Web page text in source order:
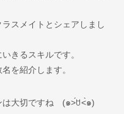
スメイトとシェアしまし
きるスキルです。
を紹介します。
は大切ですね (๑˃́ꇴ˂̀๑)